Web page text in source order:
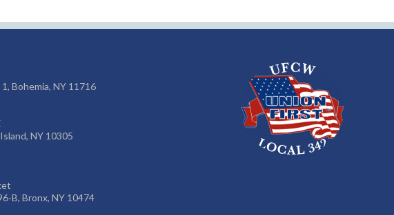
Bohemia, NY 11716
NY 10305
B, Bronx, NY 10474